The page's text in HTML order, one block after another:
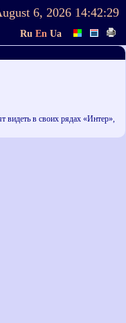
6, 2026 14:42:29
Ru En Ua
видеть в своих рядах «Интер»,